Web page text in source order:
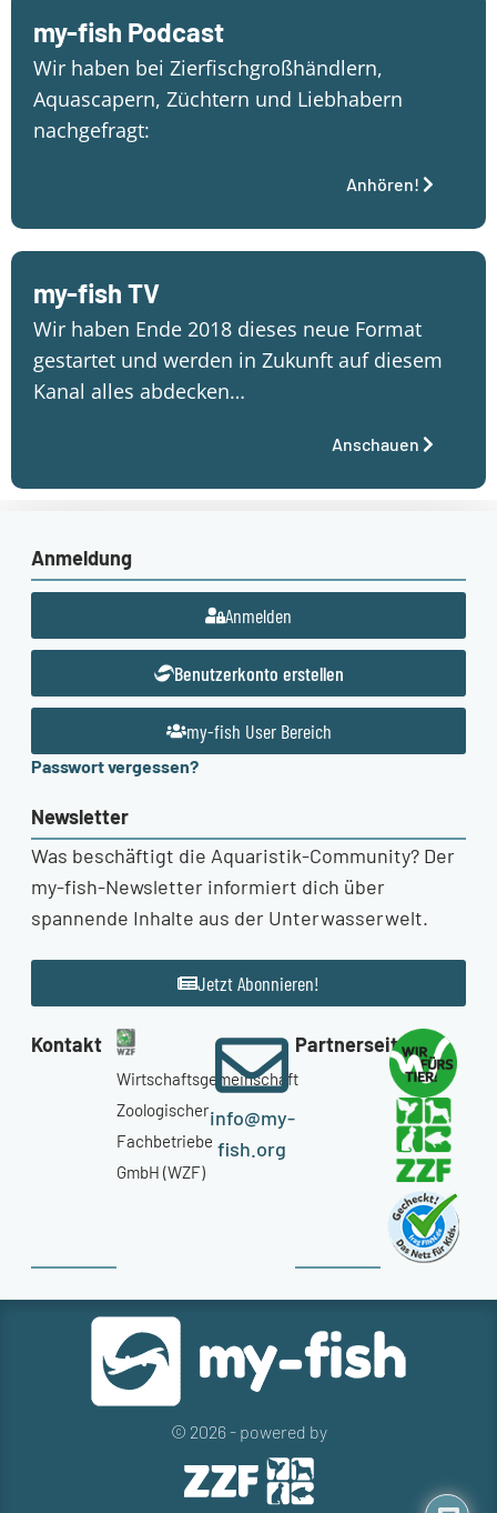
my-fish Podcast
Wir haben bei Zierfischgroßhändlern,
Aquascapern, Züchtern und Liebhabern
nachgefragt:
Anhören!
my-fish TV
Wir haben Ende 2018 dieses neue Format
gestartet und werden in Zukunft auf diesem
Kanal alles abdecken…
Anschauen
Anmeldung
Anmelden
Benutzerkonto erstellen
my-fish User Bereich
Passwort vergessen?
Newsletter
Was beschäftigt die Aquaristik-Community? Der
my-fish-Newsletter informiert dich über
spannende Inhalte aus der Unterwasserwelt.
Jetzt Abonnieren!
Kontakt
Wirtschaftsgemeinschaft
Zoologischer
Fachbetriebe
GmbH (WZF)
info@my-
fish.org
Partnerseiten
© 2026 - powered by